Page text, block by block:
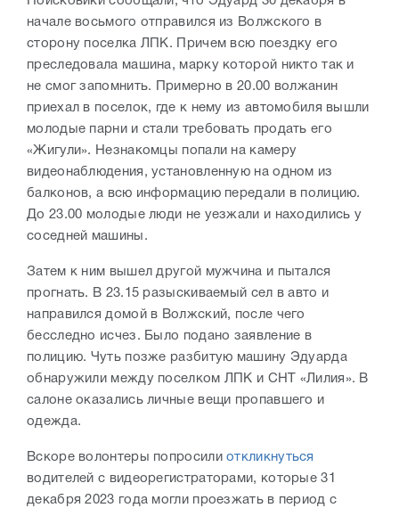
начале восьмого отправился из Волжского в
сторону поселка ЛПК. Причем всю поездку его
преследовала машина, марку которой никто так и
не смог запомнить. Примерно в 20.00 волжанин
приехал в поселок, где к нему из автомобиля вышли
молодые парни и стали требовать продать его
«Жигули». Незнакомцы попали на камеру
видеонаблюдения, установленную на одном из
балконов, а всю информацию передали в полицию.
До 23.00 молодые люди не уезжали и находились у
соседней машины.
Затем к ним вышел другой мужчина и пытался
прогнать. В 23.15 разыскиваемый сел в авто и
направился домой в Волжский, после чего
бесследно исчез. Было подано заявление в
полицию. Чуть позже разбитую машину Эдуарда
обнаружили между поселком ЛПК и СНТ «Лилия». В
салоне оказались личные вещи пропавшего и
одежда.
Вскоре волонтеры попросилиоткликнуться
водителей с видеорегистраторами, которые 31
декабря 2023 года могли проезжать в период с